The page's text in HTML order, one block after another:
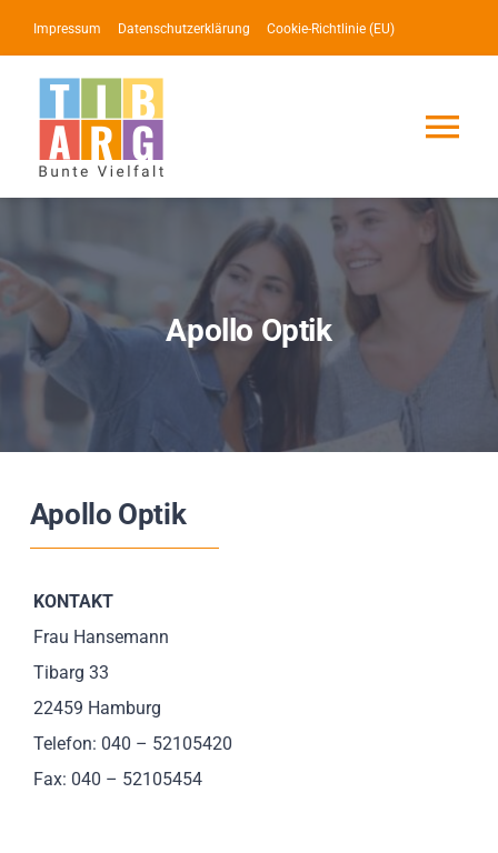
Inhalt
springen
Impressum Datenschutzerklärung Cookie-Richtlinie (EU)
Service
News
Impressionen
SUCHE
NACH:
Apollo Optik
Apollo Optik
KONTAKT
Frau Hansemann
Tibarg 33
22459 Hamburg
Telefon: 040 – 52105420
Fax: 040 – 52105454